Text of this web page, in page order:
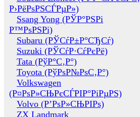
Р›РёРѕРЅСЃРµР»)
Ssang Yong (РЎР°РЅРі
Р™РѕРЅРі)
Subaru (РЎСѓР±Р°СЂСѓ)
Suzuki (РЎСѓР·СѓРєРё)
Tata (РўР°С‚Р°)
Toyota (РўРѕР№РѕС‚Р°)
Volkswagen
(Р¤РѕР»СЊРєСЃРІР°РіРµРЅ)
Volvo (Р’РѕР»СЊРІРѕ)
ZX Landmark